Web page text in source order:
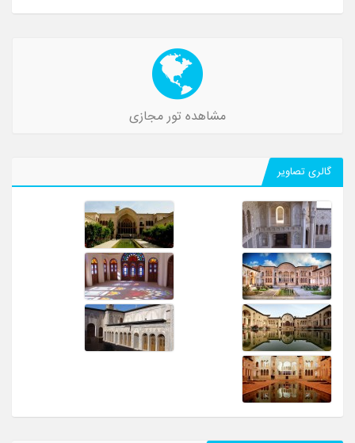
مشاهده تور مجازی
گالری تصاویر